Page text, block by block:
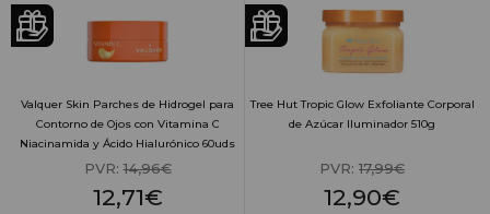
Valquer Skin Parches de Hidrogel para
Contorno de Ojos con Vitamina C
Niacinamida y Ácido Hialurónico 60uds
PVR:14,96€
12,71€
Tree Hut Tropic Glow Exfoliante Corporal
de Azúcar Iluminador 510g
PVR: 17,99€
12,90€